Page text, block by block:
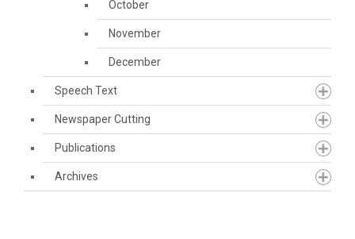
October
November
December
Speech Text
Newspaper Cutting
Publications
Archives